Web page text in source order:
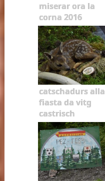
miserar ora la
corna 2016
catschadurs alla
fiasta da vitg
castrisch